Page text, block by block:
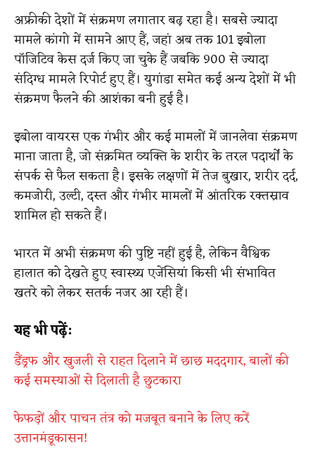
अफ्रीकी देशों में संक्रमण लगातार बढ़ रहा है। सबसे ज्यादा
मामले कांगो में सामने आए हैं, जहां अब तक 101 इबोला
पॉजिटिव केस दर्ज किए जा चुके हैं जबकि 900 से ज्यादा
संदिग्ध मामले रिपोर्ट हुए हैं। युगांडा समेत कई अन्य देशों में भी
संक्रमण फैलने की आशंका बनी हुई है।
इबोला वायरस एक गंभीर और कई मामलों में जानलेवा संक्रमण
माना जाता है, जो संक्रमित व्यक्ति के शरीर के तरल पदार्थों के
संपर्क से फैल सकता है। इसके लक्षणों में तेज बुखार, शरीर दर्द,
कमजोरी, उल्टी, दस्त और गंभीर मामलों में आंतरिक रक्तस्राव
शामिल हो सकते हैं।
भारत में अभी संक्रमण की पुष्टि नहीं हुई है, लेकिन वैश्विक
हालात को देखते हुए स्वास्थ्य एजेंसियां किसी भी संभावित
खतरे को लेकर सतर्क नजर आ रही हैं।
यह भी पढ़ें:
डैंड्रफ और खुजली से राहत दिलाने में छाछ मददगार, बालों की
कई समस्याओं से दिलाती है छुटकारा
फेफड़ों और पाचन तंत्र को मजबूत बनाने के लिए करें
उत्तानमंडूकासन!